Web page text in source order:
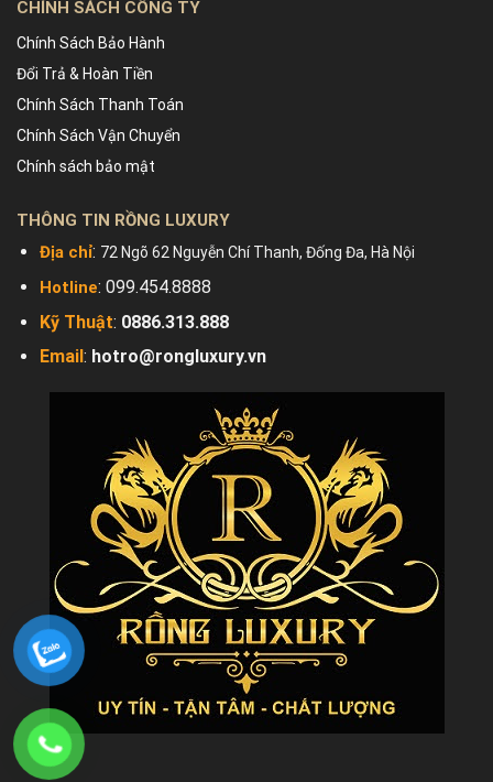
CHÍNH SÁCH CÔNG TY
Chính Sách Bảo Hành
Đổi Trả & Hoàn Tiền
Chính Sách Thanh Toán
Chính Sách Vận Chuyển
Chính sách bảo mật
THÔNG TIN RỒNG LUXURY
Địa chỉ: 72 Ngõ 62 Nguyễn Chí Thanh, Đống Đa, Hà Nội
Hotline: 099.454.8888
Kỹ Thuật: 0886.313.888
Email : hotro@rongluxury.vn